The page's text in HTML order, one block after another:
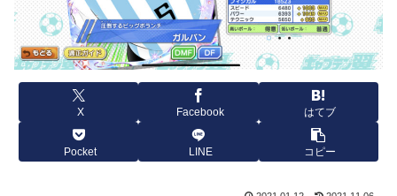
X Facebook はてブ
Pocket LINE コピー